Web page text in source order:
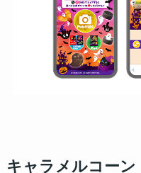
キャラメルコーン